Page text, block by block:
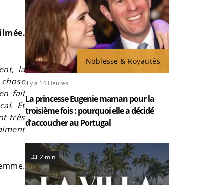
la
fait
Et
très
Noblesse & Royautés
Il y a 14 Heures
La princesse Eugenie maman pour la
troisième fois : pourquoi elle a décidé
d'accoucher au Portugal
2 min